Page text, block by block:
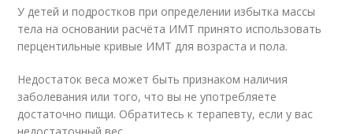
У детей и подростков при определении избытка массы
тела на основании расчёта ИМТ принято использовать
перцентильные кривые ИМТ для возраста и пола.
Недостаток веса может быть признаком наличия
заболевания или того, что вы не употребляете
достаточно пищи. Обратитесь к терапевту, если у вас
недостаточный вес.